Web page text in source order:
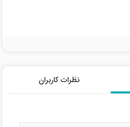
نظرات کاربران